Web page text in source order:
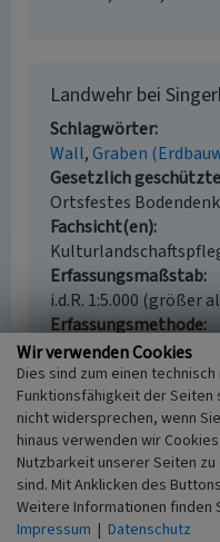
Landwehr bei
Schlagwörter
Wall Graben
Gesetzlich
Ortsfestes
Fachsicht(en)
Erfassungsmaßstab
i.d.R. 1:5.000 (größer
Erfassungsmethode
Geländebegehung/-
Ortsansässiger,
Historischer Zeitraum
Beginn 1300 bis 1400
Empfohlene
Wir verwenden Cookies
Dies sind zum einen
Funktionsfähigkeit der Seiten
nicht widersprechen, wenn
hinaus verwenden wir
Nutzbarkeit unserer Seiten
sind. Mit Anklicken des
Weitere Informationen finden
Impressum | Datenschutz